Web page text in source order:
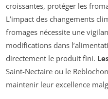
croissantes, protéger les
L’impact des changements
fromages nécessite une
modifications dans
directement le produit fini.
Saint-Nectaire ou le
maintenir leur excellence